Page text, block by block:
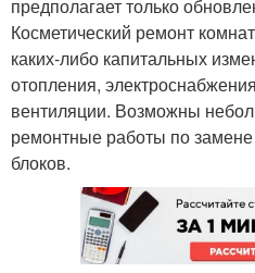
предполагает только
Косметический ремонт
каких-либо капитальных
отопления,
вентиляции. Возможны
ремонтные работы по
блоков.